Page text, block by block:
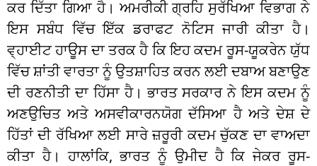
ਕਰ ਦਿੱਤਾ ਗਿਆ ਹੈ। ਅਮਰੀਕੀ ਗ੍ਰਹਿ ਸੁਰੱਖਿਆ ਵਿਭਾਗ ਨੇ
ਇਸ ਸਬੰਧ ਵਿੱਚ ਇੱਕ ਡਰਾਫਟ ਨੋਟਿਸ ਜਾਰੀ ਕੀਤਾ ਹੈ।
ਵ੍ਹਾਈਟ ਹਾਊਸ ਦਾ ਤਰਕ ਹੈ ਕਿ ਇਹ ਕਦਮ ਰੂਸ-ਯੂਕਰੇਨ ਯੁੱਧ
ਵਿੱਚ ਸ਼ਾਂਤੀ ਵਾਰਤਾ ਨੂੰ ਉਤਸ਼ਾਹਿਤ ਕਰਨ ਲਈ ਦਬਾਅ ਬਣਾਉਣ
ਦੀ ਰਣਨੀਤੀ ਦਾ ਹਿੱਸਾ ਹੈ। ਭਾਰਤ ਸਰਕਾਰ ਨੇ ਇਸ ਕਦਮ ਨੂੰ
ਅਣਉਚਿਤ ਅਤੇ ਅਸਵੀਕਾਰਨਯੋਗ ਦੱਸਿਆ ਹੈ ਅਤੇ ਦੇਸ਼ ਦੇ
ਹਿੱਤਾਂ ਦੀ ਰੱਖਿਆ ਲਈ ਸਾਰੇ ਜ਼ਰੂਰੀ ਕਦਮ ਚੁੱਕਣ ਦਾ ਵਾਅਦਾ
ਕੀਤਾ ਹੈ। ਹਾਲਾਂਕਿ, ਭਾਰਤ ਨੂੰ ਉਮੀਦ ਹੈ ਕਿ ਜੇਕਰ ਰੂਸ-